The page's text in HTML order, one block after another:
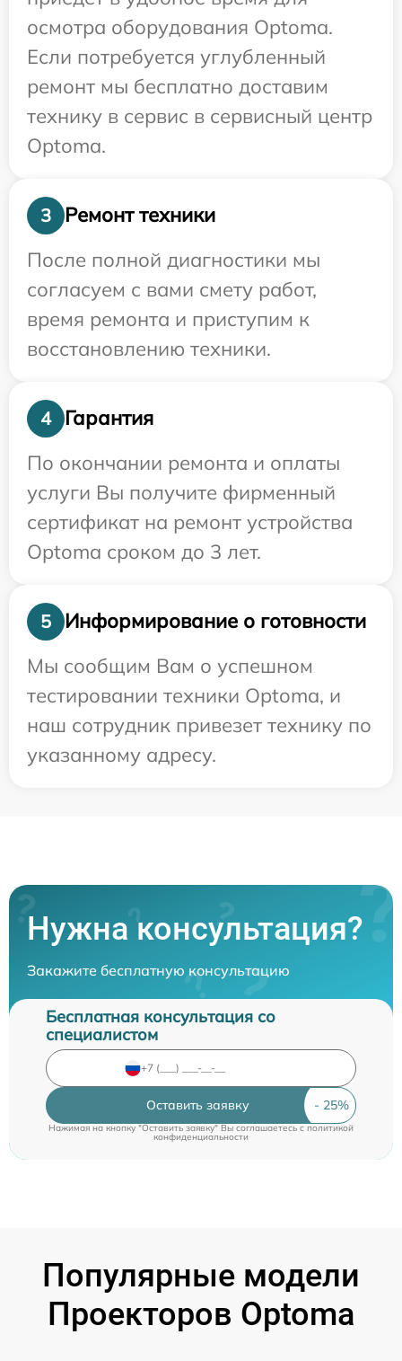
осмотра оборудования Optoma.
Если потребуется углубленный
ремонт мы бесплатно доставим
технику в сервис в сервисный центр
Optoma.
3
Ремонт техники
После полной диагностики мы
согласуем с вами смету работ,
время ремонта и приступим к
восстановлению техники.
4
Гарантия
По окончании ремонта и оплаты
услуги Вы получите фирменный
сертификат на ремонт устройства
Optoma сроком до 3 лет.
5
Информирование о готовности
Мы сообщим Вам о успешном
тестировании техники Optoma, и
наш сотрудник привезет технику по
указанному адресу.
Нужна консультация?
Закажите бесплатную консультацию
Бесплатная консультация со
специалистом
Оставить заявку
Нажимая на кнопку "Оставить заявку" Вы соглашаетесь cполитикой
конфиденциальности
Популярные модели
Проекторов Optoma